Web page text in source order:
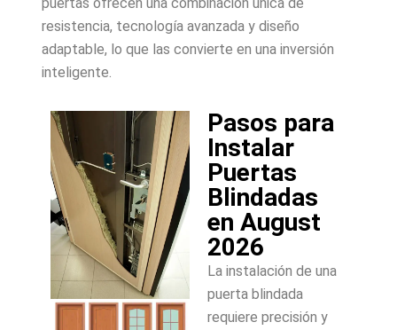
resistencia, tecnología avanzada y diseño
adaptable, lo que las convierte en una inversión
inteligente.
Pasos para
Instalar
Puertas
Blindadas
en August
2026
La instalación de una
puerta blindada
requiere precisión y